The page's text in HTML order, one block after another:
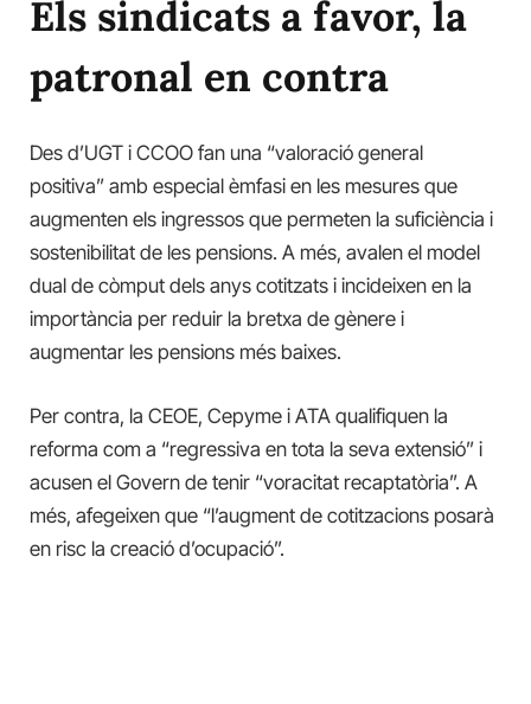
Els sindicats a favor, la
patronal en contra
Des d’UGT i CCOO fan una “valoració general
positiva” amb especial èmfasi en les mesures que
augmenten els ingressos que permeten la suficiència i
sostenibilitat de les pensions. A més, avalen el model
dual de còmput dels anys cotitzats i incideixen en la
importància per reduir la bretxa de gènere i
augmentar les pensions més baixes.
Per contra, la CEOE, Cepyme i ATA qualifiquen la
reforma com a “regressiva en tota la seva extensió” i
acusen el Govern de tenir “voracitat recaptatòria”. A
més, afegeixen que “l’augment de cotitzacions posarà
en risc la creació d’ocupació”.